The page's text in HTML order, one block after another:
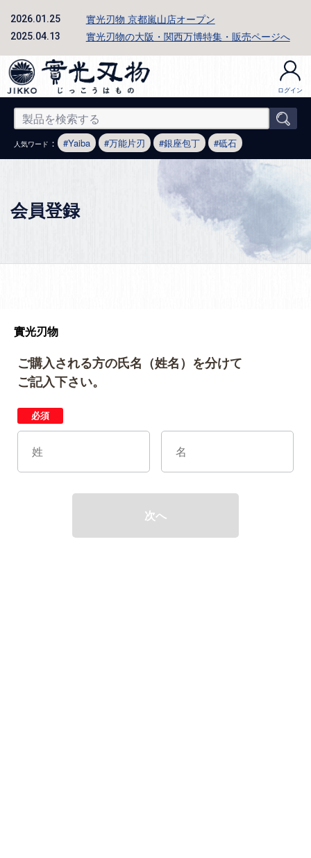
2026.01.25 實光刃物 京都嵐山店オープン
2025.04.13 實光刃物の大阪・関西万博特集・販売ページへ
ログイン
人気ワード ： Yaiba 万能片刃 銀座包丁 砥石
会員登録